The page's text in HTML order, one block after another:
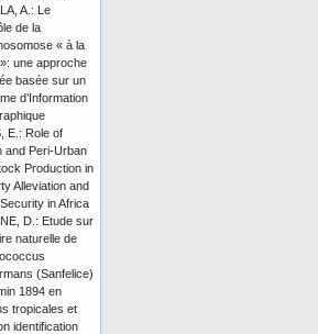
A.: Le
de la
« à la
une approche
basée sur un
d’Information
E.: Role of
and Peri-Urban
Production in
Alleviation and
in Africa
D.: Etude sur
naturelle de
(Sanfelice)
1894 en
tropicales et
identification